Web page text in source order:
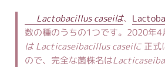
Lactobacillus caseiは、
数の種のうちの1つです。2020年4
は Lacticaseibacillus caseiに正式
ので、完全な菌株名は